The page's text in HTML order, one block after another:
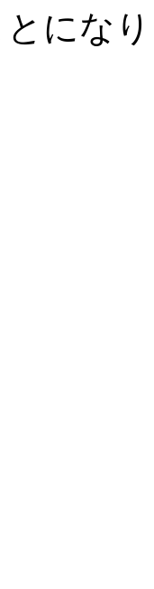
にな